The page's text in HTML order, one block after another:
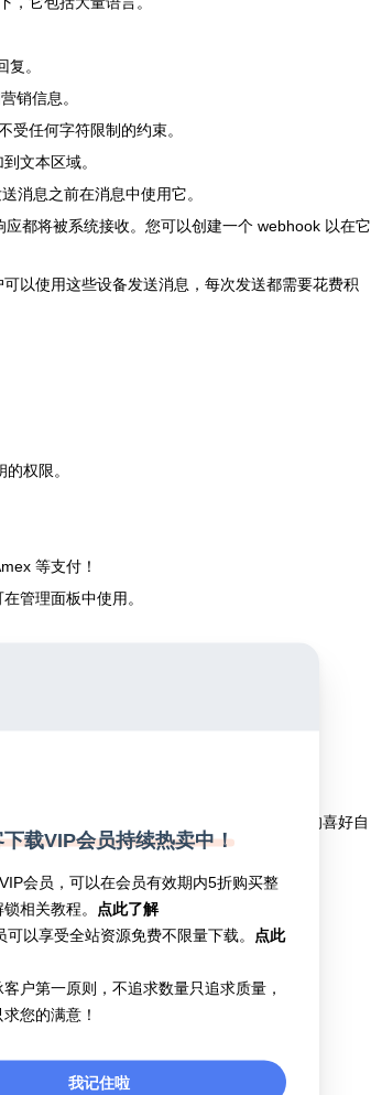
。
销信息。
任何字符限制的约束。
文本区域。
消息之前在消息中使用它。
都将被系统接收。您可以创建一个 webhook 以在它
以使用这些设备发送消息，每次发送都需要花费积
权限。
等支付！
管理面板中使用。
器通知和电子邮件消息。
徽标、网站图标等！
编辑器。
的颜色、闪屏和徽标。您还可以根据自己的喜好自
美运行。
警报到达时立即接收它们。
载VIP会员持续热卖中！
会员，可以在会员有效期内5折购买整
相关教程。
点此了解
可以享受全站资源免费不限量下载。
点此
户第一原则，不追求数量只追求质量，
您的满意！
我记住啦